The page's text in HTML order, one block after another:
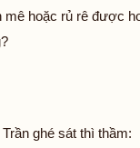
mê hoặc rủ rê được
ghé sát thì thầm: